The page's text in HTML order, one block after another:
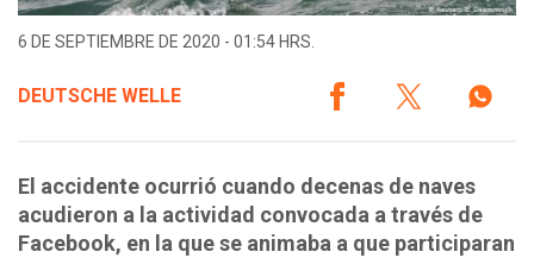
6 DE SEPTIEMBRE DE 2020 - 01:54 HRS.
DEUTSCHE WELLE
El accidente ocurrió cuando decenas de naves
acudieron a la actividad convocada a través de
Facebook, en la que se animaba a que participaran